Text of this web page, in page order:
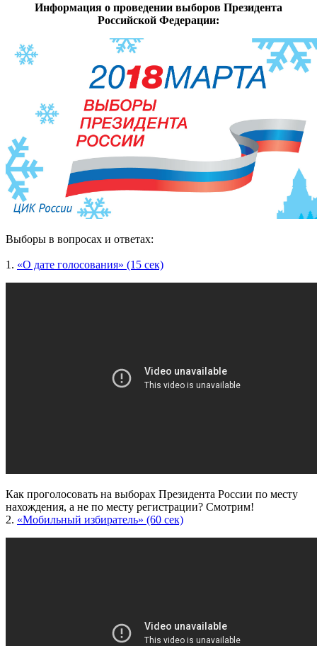
Информация о проведении выборов Президента
Российской Федерации:
Выборы в вопросах и ответах:
1. «О дате голосования» (15 сек)
Как проголосовать на выборах Президента России по месту
нахождения, а не по месту регистрации? Смотрим!
2. «Мобильный избиратель» (60 сек)